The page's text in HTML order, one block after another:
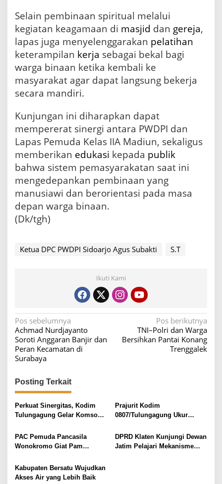
Selain pembinaan spiritual melalui
kegiatan keagamaan di masjid dan gereja,
lapas juga menyelenggarakan pelatihan
keterampilan kerja sebagai bekal bagi
warga binaan ketika kembali ke
masyarakat agar dapat langsung bekerja
secara mandiri.
Kunjungan ini diharapkan dapat
mempererat sinergi antara PWDPI dan
Lapas Pemuda Kelas IIA Madiun, sekaligus
memberikan edukasi kepada publik
bahwa sistem pemasyarakatan saat ini
mengedepankan pembinaan yang
manusiawi dan berorientasi pada masa
depan warga binaan.
(Dk/tgh)
Ketua DPC PWDPI Sidoarjo Agus Subakti S.T
Ikuti Kami
N
a
v
i
g
a
s
i
o
Pos sebelumnya
Achmad Nurdjayanto
Soroti Anggaran Banjir dan
Peran Kecamatan di
Surabaya
Pos berikutnya
TNI–Polri dan Warga
Bersihkan Pantai Konang
Trenggalek
Posting Terkait
Perkuat Sinergitas, Kodim
Tulungagung Gelar Komsos
Prajurit Kodim
0807/Tulungagung Ukur
Periodik
PAC Pemuda Pancasila
Wonokromo Giat Pam
Kapolsek & Kanit Intelkam
DPRD Klaten Kunjungi Dewan
Jatim Pelajari Mekanisme
Kabupaten Bersatu Wujudkan
Akses Air yang Lebih Baik